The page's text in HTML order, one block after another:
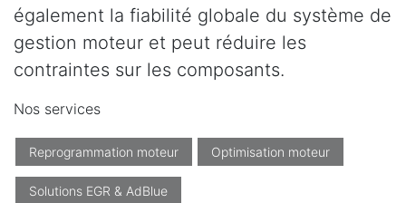
également la fiabilité globale du système de
gestion moteur et peut réduire les
contraintes sur les composants.
Nos services
Reprogrammation moteur Optimisation moteur
Solutions EGR & AdBlue